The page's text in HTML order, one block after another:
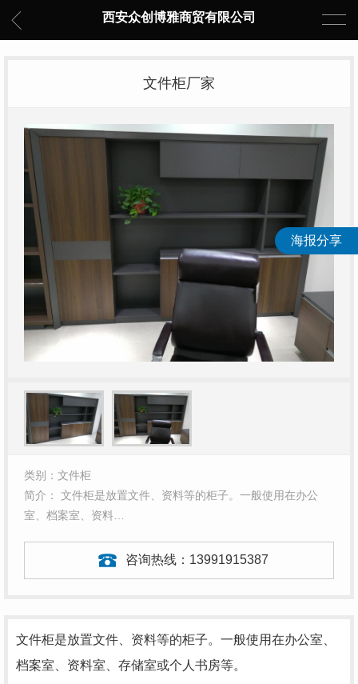
西安众创博雅商贸有限公司
文件柜厂家
类别：文件柜
简介： 文件柜是放置文件、资料等的柜子。一般使用在办公
室、档案室、资料…
咨询热线： 13991915387
文件柜是放置文件、资料等的柜子。一般使用在办公室、
档案室、资料室、存储室或个人书房等。
海报分享